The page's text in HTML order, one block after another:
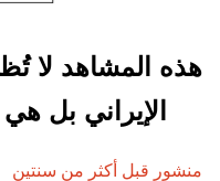
هذه المشاهد لا
الإيراني بل
منشور قبل أكثر من سنتين